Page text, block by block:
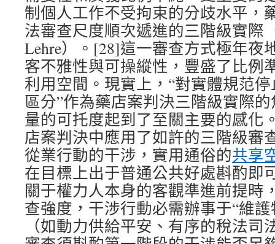
制個人工作不受拘束的分歧水平，
法審查尺度順次遞進的三階級實際
Lehre）。[28]這一審查方式極年夜
客不雅性與可操縱性，豐盛了比例
利用空間。現實上，“對實體規范
區分”作為藥店案判決三階級實際
量的可托度起到了至關主要的感化
店案判決中應用了如許的三階級審
從業行動的干涉，實用通俗的共享
在目標上出于普通公共好處斟酌即
關于權力人本身的客觀準進前提時
查強度，干涉行動必需辦事于“維
（如動力供給平安、有序的稅法司